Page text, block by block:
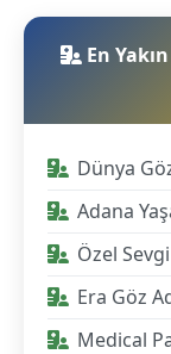
En
Dünya
Adana
Özel
Era Göz
Medical